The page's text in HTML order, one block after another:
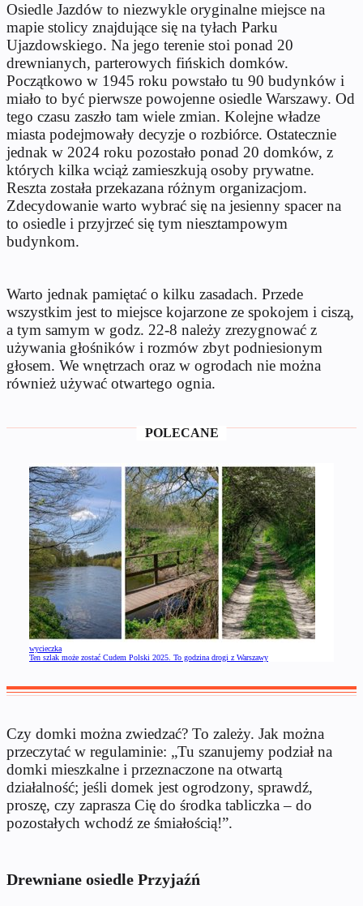
Osiedle Jazdów to niezwykle oryginalne miejsce na
mapie stolicy znajdujące się na tyłach Parku
Ujazdowskiego. Na jego terenie stoi ponad 20
drewnianych, parterowych fińskich domków.
Początkowo w 1945 roku powstało tu 90 budynków i
miało to być pierwsze powojenne osiedle Warszawy. Od
tego czasu zaszło tam wiele zmian. Kolejne władze
miasta podejmowały decyzje o rozbiórce. Ostatecznie
jednak w 2024 roku pozostało ponad 20 domków, z
których kilka wciąż zamieszkują osoby prywatne.
Reszta została przekazana różnym organizacjom.
Zdecydowanie warto wybrać się na jesienny spacer na
to osiedle i przyjrzeć się tym niesztampowym
budynkom.
Warto jednak pamiętać o kilku zasadach. Przede
wszystkim jest to miejsce kojarzone ze spokojem i ciszą,
a tym samym w godz. 22-8 należy zrezygnować z
używania głośników i rozmów zbyt podniesionym
głosem. We wnętrzach oraz w ogrodach nie można
również używać otwartego ognia.
POLECANE
wycieczka
Ten szlak może zostać Cudem Polski 2025. To godzina drogi z Warszawy
Czy domki można zwiedzać? To zależy. Jak można
przeczytać w regulaminie: „Tu szanujemy podział na
domki mieszkalne i przeznaczone na otwartą
działalność; jeśli domek jest ogrodzony, sprawdź,
proszę, czy zaprasza Cię do środka tabliczka – do
pozostałych wchodź ze śmiałością!”.
Drewniane osiedle Przyjaźń